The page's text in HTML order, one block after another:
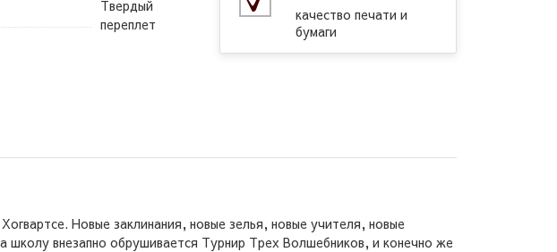
качество печати и
бумаги
Твердый
переплет
Новые заклинания, новые зелья, новые учителя, новые
школу внезапно обрушивается Турнир Трех Волшебников, и конечно же